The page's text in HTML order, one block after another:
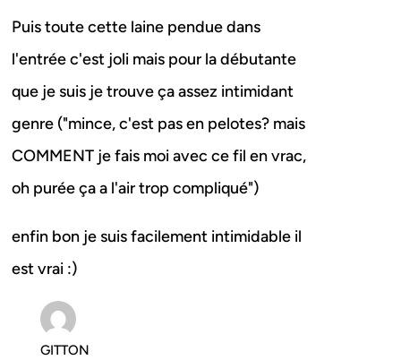
Puis toute cette laine pendue dans
l'entrée c'est joli mais pour la débutante
que je suis je trouve ça assez intimidant
genre ("mince, c'est pas en pelotes? mais
COMMENT je fais moi avec ce fil en vrac,
oh purée ça a l'air trop compliqué")
enfin bon je suis facilement intimidable il
est vrai :)
GITTON